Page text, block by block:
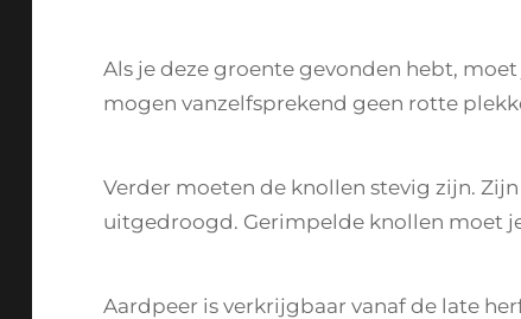
Als je deze groente gevonden hebt,
mogen vanzelfsprekend geen rotte
Verder moeten de knollen stevig zijn.
uitgedroogd. Gerimpelde knollen moet
Aardpeer is verkrijgbaar vanaf de late